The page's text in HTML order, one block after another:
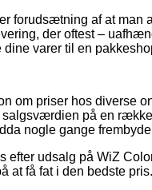
forudsætning af at man
der oftest –
varer til en
om priser hos diverse
på en række
nogle gange
efter udsalg på WiZ
at få fat i den bedste pris.